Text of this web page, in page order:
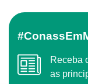
Receba o conteúdo semanal do Conass com
as